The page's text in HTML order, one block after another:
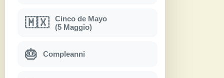
🇲🇽
Cinco de Mayo
(5 Maggio)
🎂 Compleanni